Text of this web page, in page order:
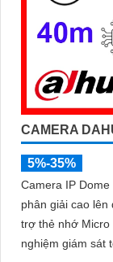
CAMERA
5%-35%
Camera IP
phân giải cao lên
trợ thẻ nhớ Micro
nghiệm giám sát toàn diện. Đặc biệt, các tính